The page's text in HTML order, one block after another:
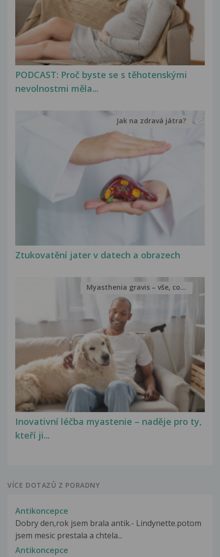
PODCAST: Proč byste se s těhotenskými
nevolnostmi měla...
Ztukovatění jater v datech a obrazech
Jak na zdravá játra?
Inovativní léčba myastenie – naděje pro ty,
kteří ji...
Myasthenia gravis – vše, co...
VÍCE DOTAZŮ Z PORADNY
Antikoncepce
Dobry den,rok jsem brala antik.- Lindynette.potom
jsem mesic prestala a chtela...
Antikoncepce